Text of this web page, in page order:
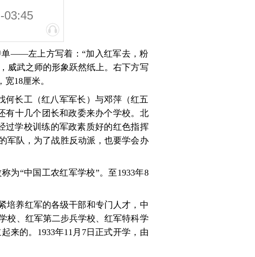
-03:45
单——左上方写着：“加入红军去，粉
威武之师的形象跃然纸上。右下方写
18厘米。
何长工（红八军军长）与邓萍（红五
有十几个团长和政委来办个学校。北
过学校训练的军政素质好的红色指挥
军队，为了战胜反动派，也要学会办
为“中国工农红军学校”。至1933年8
培养红军的各级干部和专门人才，中
校、红军第二步兵学校、红军特科学
来的。1933年11月7日正式开学，由